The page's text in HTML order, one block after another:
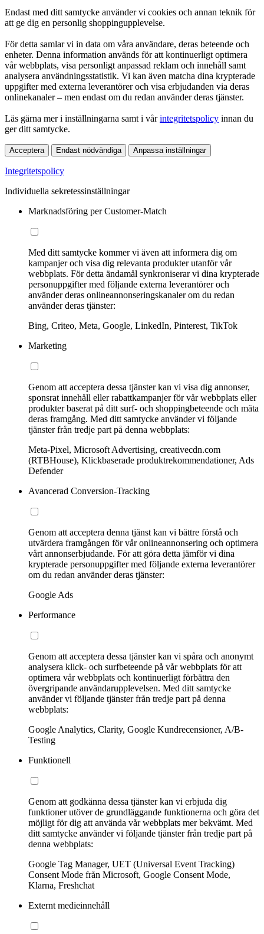
Endast med ditt samtycke använder vi cookies och annan teknik för
att ge dig en personlig shoppingupplevelse.
För detta samlar vi in data om våra användare, deras beteende och
enheter. Denna information används för att kontinuerligt optimera
vår webbplats, visa personligt anpassad reklam och innehåll samt
analysera användningsstatistik. Vi kan även matcha dina krypterade
uppgifter med externa leverantörer och visa erbjudanden via deras
onlinekanaler – men endast om du redan använder deras tjänster.
Läs gärna mer i inställningarna samt i vårintegritetspolicy innan du
ger ditt samtycke.
Acceptera Endast nödvändiga Anpassa inställningar
Integritetspolicy
Individuella sekretessinställningar
Marknadsföring per Customer-Match
Med ditt samtycke kommer vi även att informera dig om
kampanjer och visa dig relevanta produkter utanför vår
webbplats. För detta ändamål synkroniserar vi dina krypterade
personuppgifter med följande externa leverantörer och
använder deras onlineannonseringskanaler om du redan
använder deras tjänster:
Bing, Criteo, Meta, Google, LinkedIn, Pinterest, TikTok
Marketing
Genom att acceptera dessa tjänster kan vi visa dig annonser,
sponsrat innehåll eller rabattkampanjer för vår webbplats eller
produkter baserat på ditt surf- och shoppingbeteende och mäta
deras framgång. Med ditt samtycke använder vi följande
tjänster från tredje part på denna webbplats:
Meta-Pixel, Microsoft Advertising, creativecdn.com
(RTBHouse), Klickbaserade produktrekommendationer, Ads
Defender
Avancerad Conversion-Tracking
Genom att acceptera denna tjänst kan vi bättre förstå och
utvärdera framgången för vår onlineannonsering och optimera
vårt annonserbjudande. För att göra detta jämför vi dina
krypterade personuppgifter med följande externa leverantörer
om du redan använder deras tjänster:
Google Ads
Performance
Genom att acceptera dessa tjänster kan vi spåra och anonymt
analysera klick- och surfbeteende på vår webbplats för att
optimera vår webbplats och kontinuerligt förbättra den
övergripande användarupplevelsen. Med ditt samtycke
använder vi följande tjänster från tredje part på denna
webbplats:
Google Analytics, Clarity, Google Kundrecensioner, A/B-
Testing
Funktionell
Genom att godkänna dessa tjänster kan vi erbjuda dig
funktioner utöver de grundläggande funktionerna och göra det
möjligt för dig att använda vår webbplats mer bekvämt. Med
ditt samtycke använder vi följande tjänster från tredje part på
denna webbplats:
Google Tag Manager, UET (Universal Event Tracking)
Consent Mode från Microsoft, Google Consent Mode,
Klarna, Freshchat
Externt medieinnehåll